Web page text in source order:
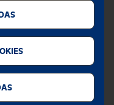
Alemania, hace una gran